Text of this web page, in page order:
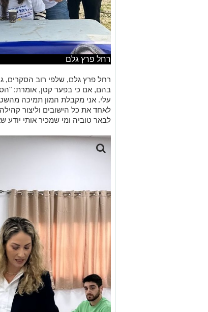
רחל פרץ גלם
רחל פרץ גלם, שלפי רוב הסקרים,
בהם, אם כי בפער קטן, אומרת:
עלי. אני מקבלת המון תמיכה
לאחד את כל הישובים וליצור
לבאר טוביה ומי שמכיר אותי